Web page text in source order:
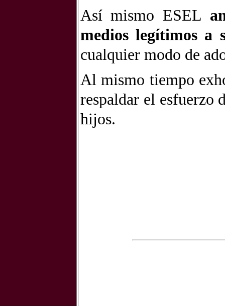
Así mismo ESEL
medios legítimos a
cualquier modo de
Al mismo tiempo
respaldar el esfuerzo
hijos.